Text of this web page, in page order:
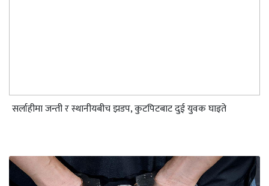
सर्लाहीमा जन्ती र स्थानीयबीच झडप, कुटपिटबाट दुई युवक घाइते